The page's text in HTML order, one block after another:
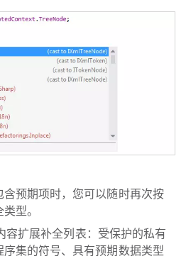
含预期项时，您可以随时再次按
型。
容扩展补全列表：受保护的私有
集的符号、具有预期数据类型